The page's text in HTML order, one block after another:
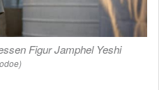
Figur Jamphel Yeshi